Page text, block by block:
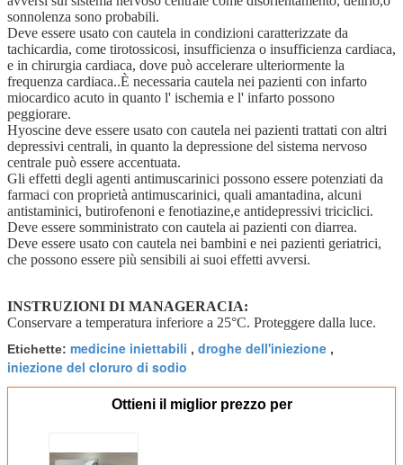
sonnolenza sono probabili.
Deve essere usato con cautela in condizioni caratterizzate da
tachicardia, come tirotossicosi, insufficienza o insufficienza cardiaca,
e in chirurgia cardiaca, dove può accelerare ulteriormente la
frequenza cardiaca..È necessaria cautela nei pazienti con infarto
miocardico acuto in quanto l' ischemia e l' infarto possono
peggiorare.
Hyoscine deve essere usato con cautela nei pazienti trattati con altri
depressivi centrali, in quanto la depressione del sistema nervoso
centrale può essere accentuata.
Gli effetti degli agenti antimuscarinici possono essere potenziati da
farmaci con proprietà antimuscarinici, quali amantadina, alcuni
antistaminici, butirofenoni e fenotiazine,e antidepressivi triciclici.
Deve essere somministrato con cautela ai pazienti con diarrea.
Deve essere usato con cautela nei bambini e nei pazienti geriatrici,
che possono essere più sensibili ai suoi effetti avversi.
INSTRUZIONI DI MANAGERACIA:
Conservare a temperatura inferiore a 25°C. Proteggere dalla luce.
Etichette: medicine iniettabili , droghe dell'iniezione ,
iniezione del cloruro di sodio
Ottieni il miglior prezzo per